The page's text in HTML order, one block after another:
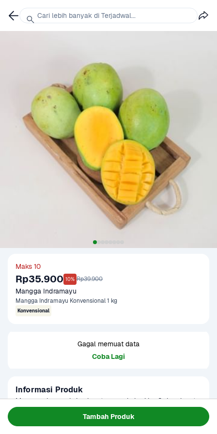
Tambah Produk
Maks 10
Rp35.900 10% Rp39.900
Mangga Indramayu
Mangga Indramayu Konvensional 1 kg
Konvensional
Gagal memuat data
Coba Lagi
Informasi Produk
Mangga akan maksimal matang pada hari ke-3 dan dapat
Cari lebih banyak di Terjadwal...